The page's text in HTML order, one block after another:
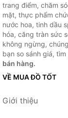
trang điểm, chăm
mặt, thực phẩm
nước hoa, tinh dầu
hóa, căng tràn sức
không ngừng,
bạn so sánh giá,
bán hàng.
VỀ MUA ĐỒ TỐT
Giới thiệu